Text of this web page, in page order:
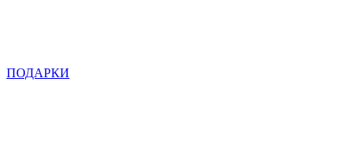
ПОДАРКИ